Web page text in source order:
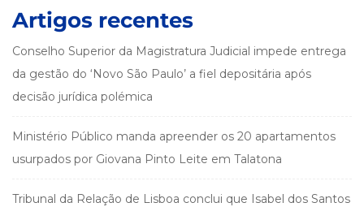
Artigos recentes
Conselho Superior da Magistratura Judicial impede entrega
da gestão do ‘Novo São Paulo’ a fiel depositária após
decisão jurídica polémica
Ministério Público manda apreender os 20 apartamentos
usurpados por Giovana Pinto Leite em Talatona
Tribunal da Relação de Lisboa conclui que Isabel dos Santos